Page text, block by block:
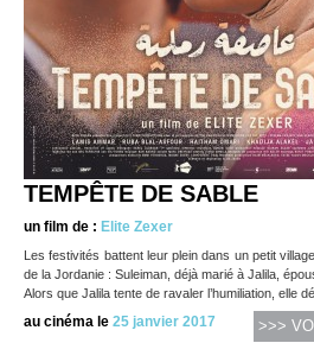
TEMPÊTE DE SABLE
un film de : Elite Zexer
Les festivités battent leur plein dans un petit
de la Jordanie : Suleiman, déjà marié à Jalila,
Alors que Jalila tente de ravaler l’humiliation, elle
au cinéma le 25 janvier 2017 >>>